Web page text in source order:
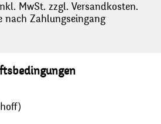
MwSt. zzgl. Versandkosten.
nach Zahlungseingang